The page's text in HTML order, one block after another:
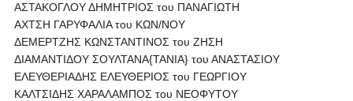
ΑΣΤΑΚΟΓΛΟΥ ΔΗΜΗΤΡΙΟΣ του ΠΑΝΑΓΙΩΤΗ
ΑΧΤΣΗ ΓΑΡΥΦΑΛΙΑ του ΚΩΝ/ΝΟΥ
ΔΕΜΕΡΤΖΗΣ ΚΩΝΣΤΑΝΤΙΝΟΣ του ΖΗΣΗ
ΔΙΑΜΑΝΤΙΔΟΥ ΣΟΥΛΤΑΝΑ{ΤΑΝΙΑ} του ΑΝΑΣΤΑΣΙΟΥ
ΕΛΕΥΘΕΡΙΑΔΗΣ ΕΛΕΥΘΕΡΙΟΣ του ΓΕΩΡΓΙΟΥ
ΚΑΛΤΣΙΔΗΣ ΧΑΡΑΛΑΜΠΟΣ του ΝΕΟΦΥΤΟΥ